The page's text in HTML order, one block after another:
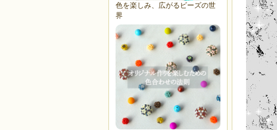
色を楽しみ、広がるビーズの世
界